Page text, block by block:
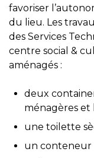
favoriser
du lieu. Les
des Services
centre social &
aménagés :
deux
ménagères et
une toilette
un conteneur